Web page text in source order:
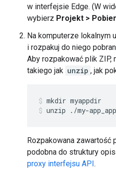
w interfejsie Edge. (W
wybierz Projekt >
Na komputerze lokalnym
i rozpakuj do niego
Aby rozpakować plik ZIP,
takiego jak unzip , jak
unzip ./my-
Rozpakowana zawartość
podobna do struktury
proxy interfejsu API.